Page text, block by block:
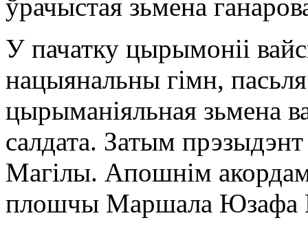
ўрачыстая зьмена
У пачатку цырымоніі
нацыянальны гімн,
цырыманіяльная зьмена
салдата. Затым
Магілы. Апошнім акордам
плошчы Маршала Юзафа